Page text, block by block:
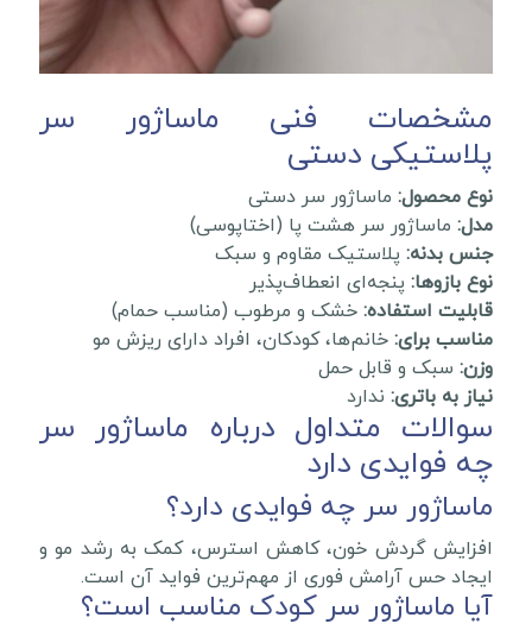
مشخصات فنی ماساژور سر
پلاستیکی دستی
نوع محصول: ماساژور سر دستی
مدل: ماساژور سر هشت پا (اختاپوسی)
جنس بدنه: پلاستیک مقاوم و سبک
نوع بازوها: پنجه‌ای انعطاف‌پذیر
قابلیت استفاده: خشک و مرطوب (مناسب حمام)
مناسب برای: خانم‌ها، کودکان، افراد دارای ریزش مو
وزن: سبک و قابل حمل
نیاز به باتری: ندارد
سوالات متداول درباره ماساژور سر
چه فوایدی دارد
ماساژور سر چه فوایدی دارد؟
افزایش گردش خون، کاهش استرس، کمک به رشد مو و
ایجاد حس آرامش فوری از مهم‌ترین فواید آن است.
آیا ماساژور سر کودک مناسب است؟